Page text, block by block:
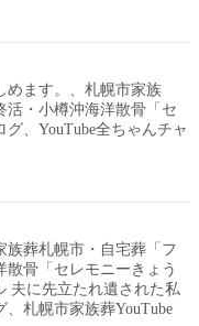
めます。、札幌市家族
活・小樽沖海洋散骨「セ
、YouTube全ちゃんチャ
族葬札幌市・自宅葬「フ
散骨「セレモニーきょう
夫に先立たれ遺された私
札幌市家族葬YouTube